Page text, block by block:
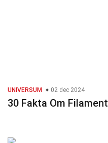
UNIVERSUM 02 dec 2024
30 Fakta Om Filament